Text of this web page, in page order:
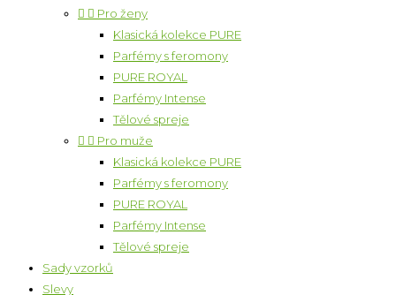
  Pro ženy
Klasická kolekce PURE
Parfémy s feromony
PURE ROYAL
Parfémy Intense
Tělové spreje
  Pro muže
Klasická kolekce PURE
Parfémy s feromony
PURE ROYAL
Parfémy Intense
Tělové spreje
Sady vzorků
Slevy